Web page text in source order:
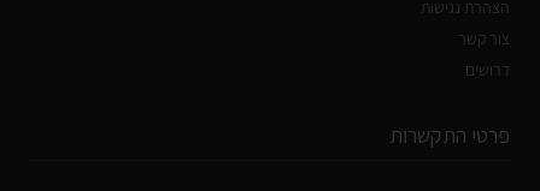
הצהרת נגישות
צור קשר
דרושים
פרטי התקשרות